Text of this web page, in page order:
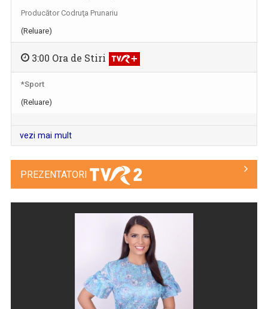
FERMA
Producător Codruţa Prunariu
(Reluare)
3:00 Ora de Stiri
*Sport
(Reluare)
vezi mai mult
PREZENTATORI